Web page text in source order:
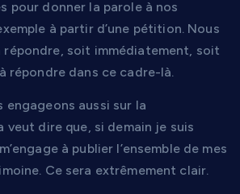
pour donner la parole à nos
à partir d’une pétition. Nous
répondre, soit immédiatement, soit
répondre dans ce cadre-là.
engageons aussi sur la
veut dire que, si demain je suis
à publier l’ensemble de mes
Ce sera extrêmement clair.